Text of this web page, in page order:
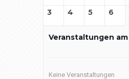
3 4 5 6
Veranstaltungen am
Keine Veranstaltungen